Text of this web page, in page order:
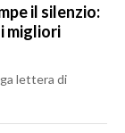
il silenzio:
migliori
lettera di